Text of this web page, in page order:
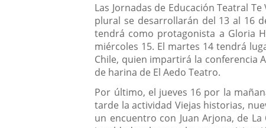
Las Jornadas de Educación Teatral
plural se desarrollarán del 13 al 16
tendrá como protagonista a Gloria
miércoles 15. El martes 14 tendrá
Chile, quien impartirá la conferencia
de harina de El Aedo Teatro.
Por último, el jueves 16 por la
tarde la actividad Viejas historias,
un encuentro con Juan Arjona, de